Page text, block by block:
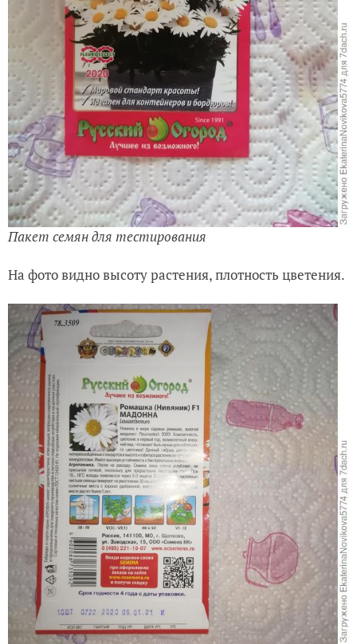
Пакет семян для тестирования
На фото видно высоту растения, плотность цветения.